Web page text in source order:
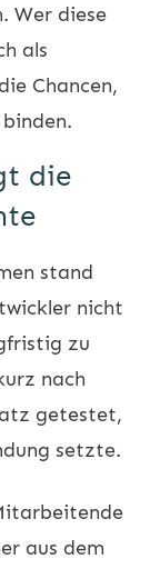
Wer diese
als
Chancen,
die
stand
nicht
zu
nach
getestet,
setzte.
aus dem